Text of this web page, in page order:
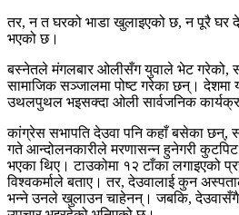
तर, न त घरको भाडा खुलाइएको छ, न पूरै घर
भएको छ।
बस्नेतले मंगलबार ओलीसँग युवाले भेट गरेको,
सामाजिक सञ्जालमा पोष्ट गरेका छन्। देशमा
उथलपुथल भइसक्दा ओली सार्वजनिक
कांग्रेस सभापति देउवा पनि कहाँ बसेका छन्,
गते आन्दोलनकारीले मरणासन्न हुनेगरी कुटपिट
भएका थिए। टाउकोमा १२ टाँका लगाइएको
विश्वकर्माले बताए। तर, देउवालाई कुन
भन्ने उनले खुलाउन चाहेनन्। जबकि, देउवासँगै